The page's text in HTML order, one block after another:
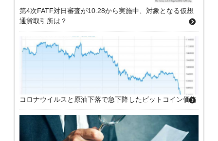
第4次FATF対日審査が10.28から実施中、対象となる仮想
通貨取引所は？
コロナウイルスと原油下落で急下降したビットコイン価格